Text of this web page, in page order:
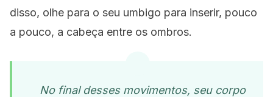
disso, olhe para o seu umbigo para inserir, pouco
a pouco, a cabeça entre os ombros.
No final desses movimentos, seu corpo